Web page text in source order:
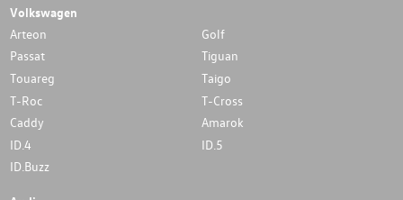
Volkswagen
Arteon
Golf
Passat
Tiguan
Touareg
Taigo
T-Roc
T-Cross
Caddy
Amarok
ID.4
ID.5
ID.Buzz